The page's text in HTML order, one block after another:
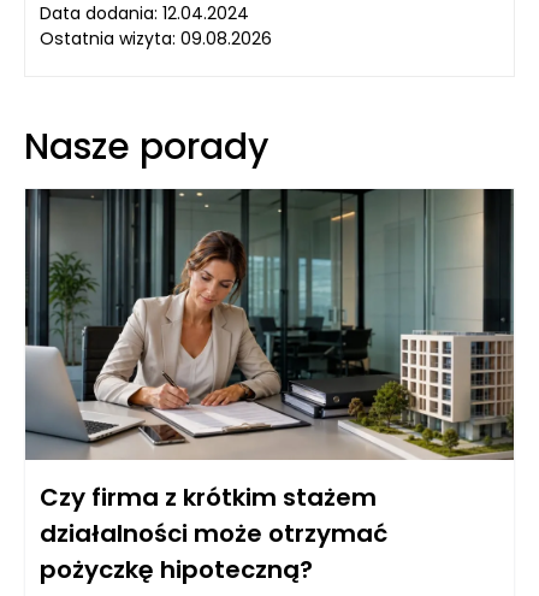
Data dodania: 12.04.2024
Ostatnia wizyta: 09.08.2026
Nasze porady
Czy firma z krótkim stażem
działalności może otrzymać
pożyczkę hipoteczną?